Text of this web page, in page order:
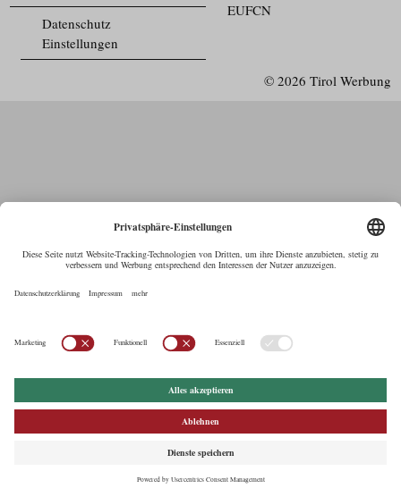
EUFCN
Datenschutz
Einstellungen
© 2026 Tirol Werbung